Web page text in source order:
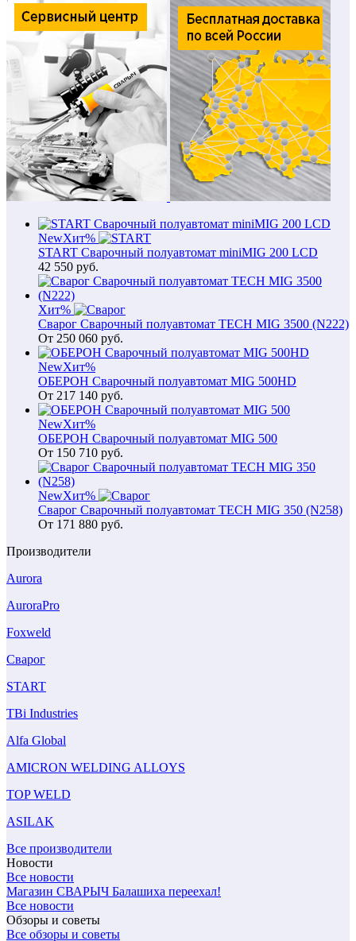
NewХит%
START Сварочный полуавтомат miniMIG 200 LCD
42 550 руб.
Хит%
Сварог Сварочный полуавтомат TECH MIG 3500 (N222)
От 250 060 руб.
NewХит%
ОБЕРОН Сварочный полуавтомат MIG 500HD
От 217 140 руб.
NewХит%
ОБЕРОН Сварочный полуавтомат MIG 500
От 150 710 руб.
NewХит%
Сварог Сварочный полуавтомат TECH MIG 350 (N258)
От 171 880 руб.
Производители
Aurora
AuroraPro
Foxweld
Сварог
START
TBi Industries
Alfa Global
AMICRON WELDING ALLOYS
TOP WELD
ASILAK
Все производители
Новости
Все новости
Магазин СВАРЫЧ Балашиха переехал!
Все новости
Обзоры и советы
Все обзоры и советы